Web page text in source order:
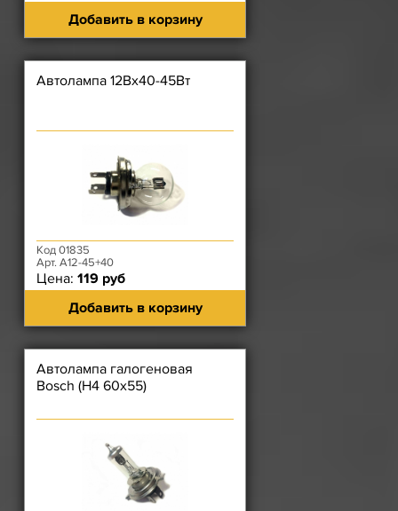
Добавить в корзину
Автолампа 12Вх40-45Вт
Код 01835
Арт. А12-45+40
Цена: 119 руб
Добавить в корзину
Автолампа галогеновая
Bosch (H4 60х55)